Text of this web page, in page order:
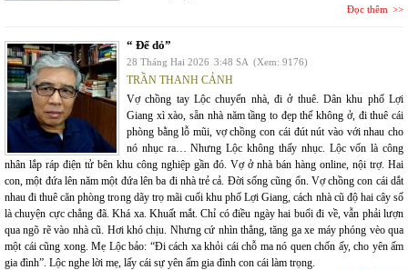
Đọc thêm
“ Để dỏ”
28 Tháng Hai 2026 3:48 SA (Xem: 9176)
TRẦN THANH CẢNH
Vợ chồng tay Lộc chuyển nhà, đi ở thuê. Dân khu phố Lợi
Giang xì xào, sẵn nhà năm tầng to đẹp thế không ở, đi thuê cái
phòng bằng lỗ mũi, vợ chồng con cái đút nút vào với nhau cho
nó nhục ra… Nhưng Lộc không thấy nhục. Lộc vốn là công
nhân lắp ráp điện tử bên khu công nghiệp gần đó. Vợ ở nhà bán hàng online, nội trợ. Hai
con, một đứa lên năm một đứa lên ba đi nhà trẻ cả. Đời sống cũng ổn. Vợ chồng con cái dắt
nhau đi thuê căn phòng trong dãy trọ mãi cuối khu phố Lợi Giang, cách nhà cũ độ hai cây số
là chuyện cực chẳng đã. Khá xa. Khuất mắt. Chỉ có điều ngày hai buổi đi về, vẫn phải lượn
qua ngõ rẽ vào nhà cũ. Hơi khó chịu. Nhưng cứ nhìn thẳng, tăng ga xe máy phóng vèo qua
một cái cũng xong. Mẹ Lộc bảo: “Đi cách xa khỏi cái chỗ ma nó quen chốn ấy, cho yên ấm
gia đình”. Lộc nghe lời mẹ, lấy cái sự yên ấm gia đình con cái làm trọng.